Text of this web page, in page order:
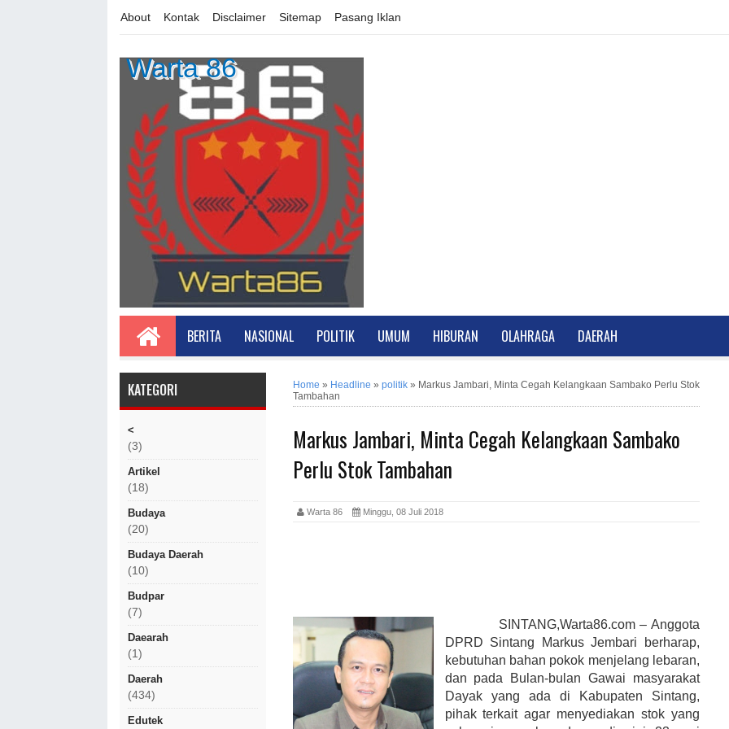
About Kontak Disclaimer Sitemap Pasang Iklan
Warta 86
BERITA NASIONAL POLITIK UMUM HIBURAN OLAHRAGA DAERAH
KATEGORI
<
(3)
Artikel
(18)
Budaya
(20)
Budaya Daerah
(10)
Budpar
(7)
Daearah
(1)
Daerah
(434)
Edutek
Home » Headline » politik » Markus Jambari, Minta Cegah Kelangkaan Sambako Perlu Stok
Tambahan
Markus Jambari, Minta Cegah Kelangkaan Sambako
Perlu Stok Tambahan
Warta 86 Minggu, 08 Juli 2018
SINTANG,Warta86.com – Anggota
DPRD Sintang Markus Jembari berharap,
kebutuhan bahan pokok menjelang lebaran,
dan pada Bulan-bulan Gawai masyarakat
Dayak yang ada di Kabupaten Sintang,
pihak terkait agar menyediakan stok yang